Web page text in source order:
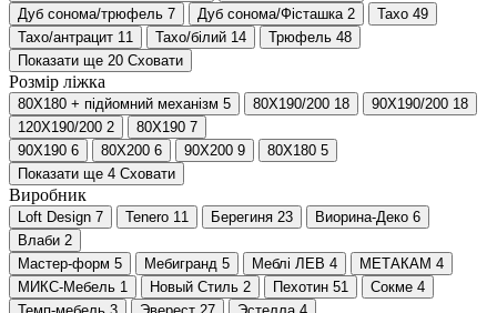
Дуб сонома/трюфель 7 Дуб сонома/Фісташка 2 Тахо 49
Тахо/антрацит 11 Тахо/білий 14 Трюфель 48
Показати ще 20 Сховати
Розмір ліжка
80Х180 + підйомний механізм 5 80Х190/200 18 90Х190/200 18
120Х190/200 2 80Х190 7
90Х190 6 80Х200 6 90Х200 9 80Х180 5
Показати ще 4 Сховати
Виробник
Loft Design 7 Tenero 11 Берегиня 23 Виорина-Деко 6
Влаби 2
Мастер-форм 5 Мебигранд 5 Меблі ЛЕВ 4 МЕТАКАМ 4
МИКС-Мебель 1 Новый Стиль 2 Пехотин 51 Сокме 4